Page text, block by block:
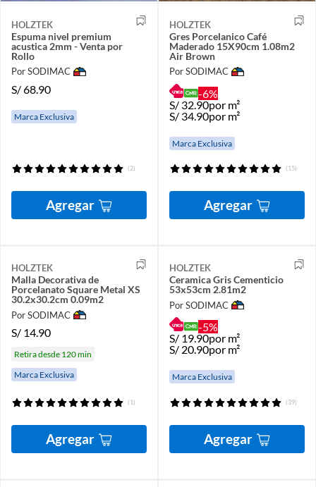
HOLZTEK
Espuma nivel premium
acustica 2mm - Venta por
Rollo
Por SODIMAC
S/68.90
Marca Exclusiva
(2)
Agregar
HOLZTEK
Gres Porcelanico Café
Maderado 15X90cm 1.08m2
Air Brown
Por SODIMAC
-6%
S/ 32.90por m²
S/ 34.90por m²
Marca Exclusiva
(15)
Agregar
HOLZTEK
Malla Decorativa de
Porcelanato Square Metal XS
30.2x30.2cm 0.09m2
Por SODIMAC
S/ 14.90
Retira desde 120 min
Marca Exclusiva
(1)
Agregar
HOLZTEK
Ceramica Gris Cementicio
53x53cm 2.81m2
Por SODIMAC
-5%
S/ 19.90por m²
S/ 20.90por m²
Marca Exclusiva
(39)
Agregar